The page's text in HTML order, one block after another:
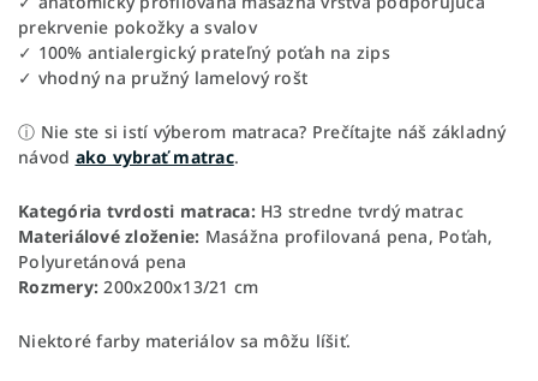
prekrvenie pokožky a svalov
✓ 100% antialergický prateľný poťah na zips
✓ vhodný na pružný lamelový rošt
ⓘ Nie ste si istí výberom matraca? Prečítajte náš základný
návod ako vybrať matrac.
Kategória tvrdosti matraca:H3 stredne tvrdý matrac
Materiálové zloženie: Masážna profilovaná pena, Poťah,
Polyuretánová pena
Rozmery: 200x200x13/21 cm
Niektoré farby materiálov sa môžu líšiť.